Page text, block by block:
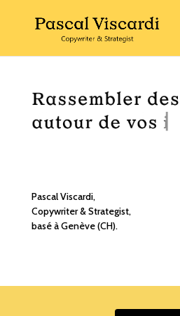
Pascal Viscardi,
Copywriter & Strategist,
basé à Genève (CH).